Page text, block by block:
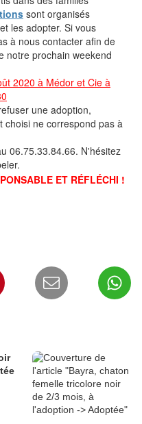
sont organisés
les adopter. Si vous
à nous contacter afin de
notre prochain weekend
2020 à Médor et Cie à
une adoption,
choisi ne correspond pas à
06.75.33.84.66. N'hésitez
ET RÉFLÉCHI !